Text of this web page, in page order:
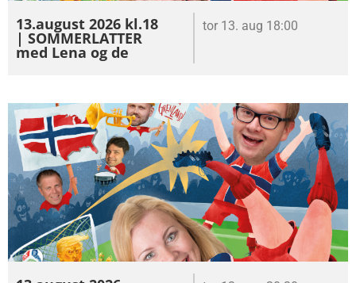
13.august 2026 kl.18
| SOMMERLATTER
med Lena og de
tor 13. aug 18:00